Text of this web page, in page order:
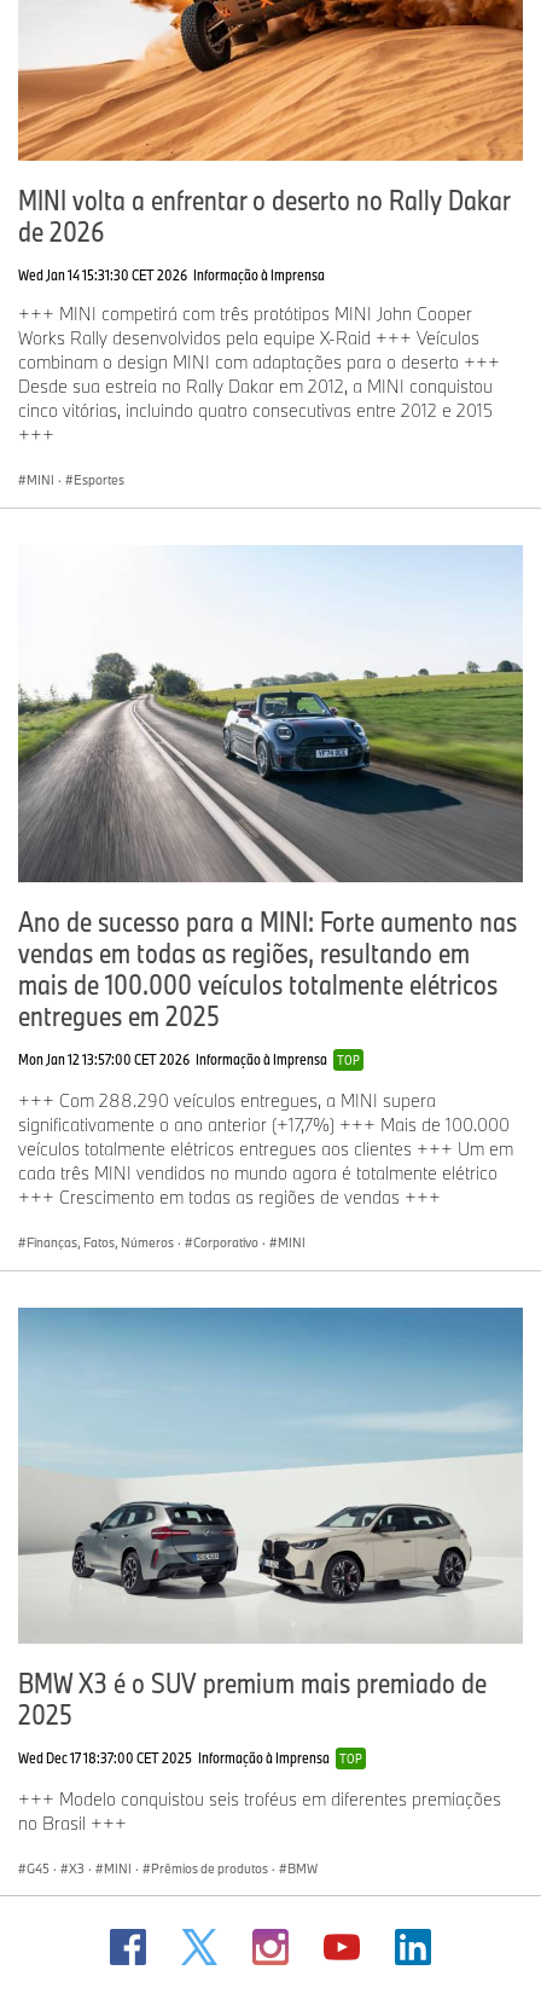
MINI volta a enfrentar o deserto no Rally Dakar
de 2026
Wed Jan 14 15:31:30 CET 2026 Informação à Imprensa
+++ MINI competirá com três protótipos MINI John Cooper
Works Rally desenvolvidos pela equipe X-Raid +++ Veículos
combinam o design MINI com adaptações para o deserto +++
Desde sua estreia no Rally Dakar em 2012, a MINI conquistou
cinco vitórias, incluindo quatro consecutivas entre 2012 e 2015
+++
MINI · Esportes
Ano de sucesso para a MINI: Forte aumento nas
vendas em todas as regiões, resultando em
mais de 100.000 veículos totalmente elétricos
entregues em 2025
Mon Jan 12 13:57:00 CET 2026 Informação à Imprensa TOP
+++ Com 288.290 veículos entregues, a MINI supera
significativamente o ano anterior (+17,7%) +++ Mais de 100.000
veículos totalmente elétricos entregues aos clientes +++ Um em
cada três MINI vendidos no mundo agora é totalmente elétrico
+++ Crescimento em todas as regiões de vendas +++
Finanças, Fatos, Números · Corporativo · MINI
BMW X3 é o SUV premium mais premiado de
2025
Wed Dec 17 18:37:00 CET 2025 Informação à Imprensa TOP
+++ Modelo conquistou seis troféus em diferentes premiações
no Brasil +++
G45 · X3 · MINI · Prêmios de produtos · BMW